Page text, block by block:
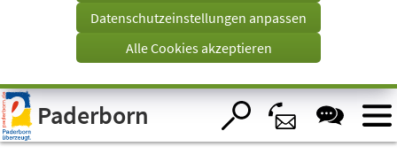
Visuelle
Assistenzsoftware
öffnen.
Tab)
Datenschutzeinstellungen anpassen
Alle Cookies akzeptieren
Paderborn